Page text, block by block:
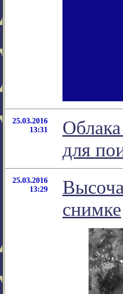
25.03.2016
13:31
для
25.03.2016
13:29
снимке